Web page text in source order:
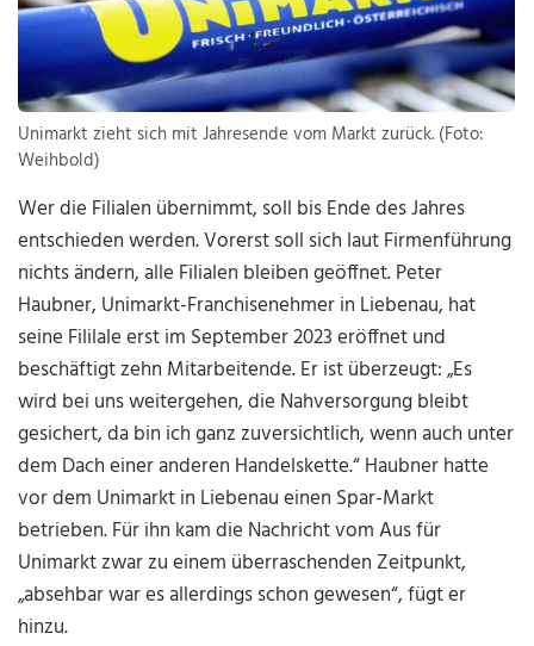
Unimarkt zieht sich mit Jahresende vom Markt zurück. (Foto:
Weihbold)
Wer die Filialen übernimmt, soll bis Ende des Jahres
entschieden werden. Vorerst soll sich laut Firmenführung
nichts ändern, alle Filialen bleiben geöffnet. Peter
Haubner, Unimarkt-Franchisenehmer in Liebenau, hat
seine Fililale erst im September 2023 eröffnet und
beschäftigt zehn Mitarbeitende. Er ist überzeugt: „Es
wird bei uns weitergehen, die Nahversorgung bleibt
gesichert, da bin ich ganz zuversichtlich, wenn auch unter
dem Dach einer anderen Handelskette.“ Haubner hatte
vor dem Unimarkt in Liebenau einen Spar-Markt
betrieben. Für ihn kam die Nachricht vom Aus für
Unimarkt zwar zu einem überraschenden Zeitpunkt,
„absehbar war es allerdings schon gewesen“, fügt er
hinzu.